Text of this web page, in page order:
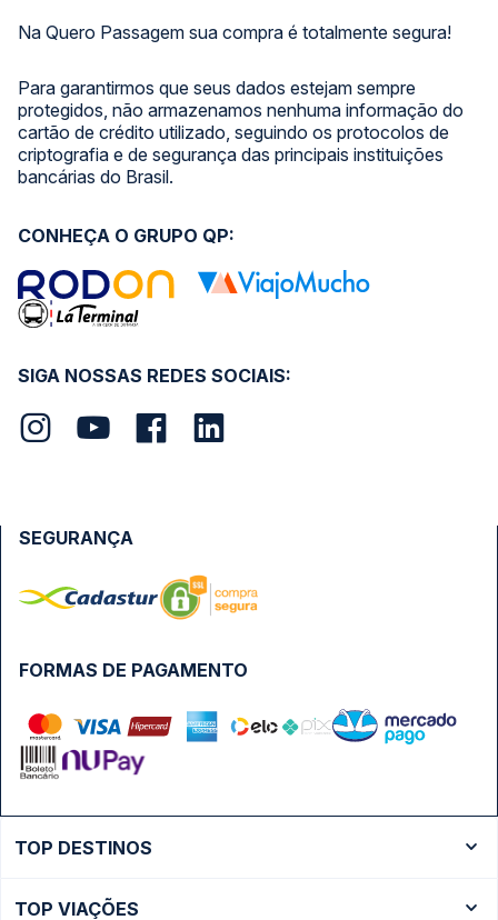
Na Quero Passagem sua compra é totalmente segura!
Para garantirmos que seus dados estejam sempre
protegidos, não armazenamos nenhuma informação do
cartão de crédito utilizado, seguindo os protocolos de
criptografia e de segurança das principais instituições
bancárias do Brasil.
SIGA NOSSAS REDES SOCIAIS:
CONHEÇA O GRUPO QP:
FORMAS DE PAGAMENTO
SEGURANÇA
TOP DESTINOS
TOP VIAÇÕES